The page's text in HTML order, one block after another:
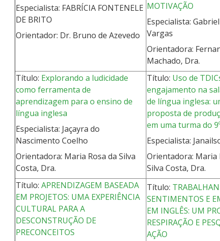
Especialista: FABRÍCIA FONTENELE
DE BRITO
Orientador: Dr. Bruno de Azevedo
MOTIVAÇÃO
Especialista:
Vargas
Orientadora:
Machado, Dra.
Título: Explorando a ludicidade
como ferramenta de
aprendizagem para o ensino de
língua inglesa
Especialista: Jaçayra do
Nascimento Coelho
Orientadora: Maria Rosa da Silva
Costa, Dra.
Título: Uso de
engajamento na
de língua inglesa:
proposta de
em uma turma do
Especialista:
Orientadora: Maria
Silva Costa, Dra.
Título: APRENDIZAGEM BASEADA
EM PROJETOS: UMA EXPERIÊNCIA
CULTURAL PARA A
DESCONSTRUÇÃO DE
PRECONCEITOS
Título:
SENTIMENTOS E
EM INGLÊS: UM
RESPIRAÇÃO E
AÇÃO